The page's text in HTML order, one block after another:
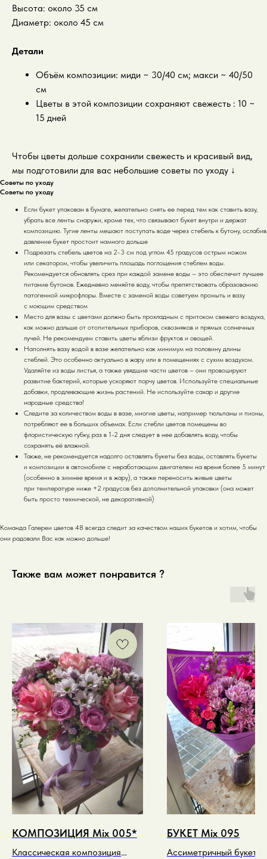
Высота: около 35 см
Диаметр: около 45 см
Детали
Объём композиции: миди ~ 30/40 см; макси ~ 40/50
см
Цветы в этой композиции сохраняют свежесть : 10 ~
15 дней
Чтобы цветы дольше сохранили свежесть и красивый вид,
мы подготовили для вас небольшие советы по уходу ↓
Советы по уходу
Советы по уходу
Если букет упакован в бумаге, желательно снять ее перед тем как ставить вазу,
убрать все ленты снаружи, кроме тех, что связывают букет внутри и держат
композицию. Тугие ленты мешают поступать воде через стебель к бутону, ослабив
давление букет простоит намного дольше
Подрезать стебель цветов на 2-3 см под углом 45 градусов острым ножом
или секатором, чтобы увеличить площадь поглощения стеблем воды.
Рекомендуется обновлять срез при каждой замене воды – это обеспечит лучшее
питание бутонов. Ежедневно меняйте воду, чтобы препятствовать образованию
патогенной микрофлоры. Вместе с заменой воды советуем промыть и вазу
с моющим средством
Место для вазы с цветами должно быть прохладным с притоком свежего воздуха,
как можно дальше от отопительных приборов, сквозняков и прямых солнечных
лучей. Не рекомендуем ставить цветы вблизи фруктов и овощей.
Наполнять вазу водой в вазе желательно как минимум на половину длины
стеблей. Это особенно актуально в жару или в помещениях с сухим воздухом.
Удаляйте из воды листья, а также увядшие части цветов – они провоцируют
развитие бактерий, которые ускоряют порчу цветов. Используйте специальные
добавки, продлевающие жизнь растений. Не используйте сахар и другие
народные средства!
Следите за количеством воды в вазе, многие цветы, например тюльпаны и пионы,
потребляют ее в больших объемах. Если стебли цветов помещены во
флористическую губку, раз в 1-2 дня следует в нее добавлять воду, чтобы
сохранять её влажной.
Также, не рекомендуется надолго оставлять букеты без воды, оставлять букеты
и композиции в автомобиле с неработающим двигателем на время более 5 минут
(особенно в зимнее время и в жару), а также переносить живые цветы
при температуре ниже +2 градусов без дополнительной упаковки (она может
быть просто технической, не декоративной)
Команда Галереи цветов 48 всегда следит за качеством наших букетов и хотим, чтобы
они радовали Вас как можно дольше!
Также вам может понравится ?
КОМПОЗИЦИЯ Mix 005*
Классическая композиция
БУКЕТ Mix 095
Ассиметричный букет